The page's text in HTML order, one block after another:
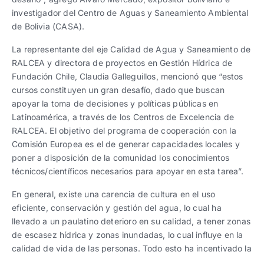
investigador del Centro de Aguas y Saneamiento Ambiental
de Bolivia (CASA).
La representante del eje Calidad de Agua y Saneamiento de
RALCEA y directora de proyectos en Gestión Hídrica de
Fundación Chile, Claudia Galleguillos, mencionó que “estos
cursos constituyen un gran desafío, dado que buscan
apoyar la toma de decisiones y políticas públicas en
Latinoamérica, a través de los Centros de Excelencia de
RALCEA. El objetivo del programa de cooperación con la
Comisión Europea es el de generar capacidades locales y
poner a disposición de la comunidad los conocimientos
técnicos/científicos necesarios para apoyar en esta tarea”.
En general, existe una carencia de cultura en el uso
eficiente, conservación y gestión del agua, lo cual ha
llevado a un paulatino deterioro en su calidad, a tener zonas
de escasez hídrica y zonas inundadas, lo cual influye en la
calidad de vida de las personas. Todo esto ha incentivado la